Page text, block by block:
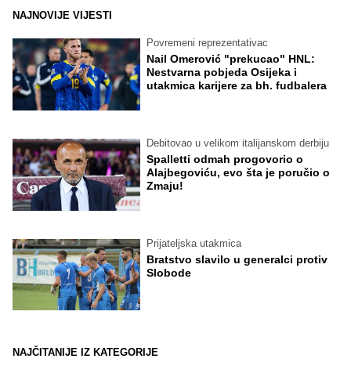
NAJNOVIJE VIJESTI
Povremeni reprezentativac
Nail Omerović "prekucao" HNL:
Nestvarna pobjeda Osijeka i
utakmica karijere za bh. fudbalera
Debitovao u velikom italijanskom derbiju
Spalletti odmah progovorio o
Alajbegoviću, evo šta je poručio o
Zmaju!
Prijateljska utakmica
Bratstvo slavilo u generalci protiv
Slobode
NAJČITANIJE IZ KATEGORIJE